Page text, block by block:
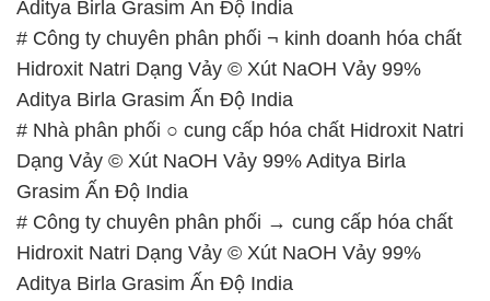
Aditya Birla Grasim Ấn Độ India
# Công ty chuyên phân phối ¬ kinh doanh hóa chất
Hidroxit Natri Dạng Vảy © Xút NaOH Vảy 99%
Aditya Birla Grasim Ấn Độ India
# Nhà phân phối ○ cung cấp hóa chất Hidroxit Natri
Dạng Vảy © Xút NaOH Vảy 99% Aditya Birla
Grasim Ấn Độ India
# Công ty chuyên phân phối → cung cấp hóa chất
Hidroxit Natri Dạng Vảy © Xút NaOH Vảy 99%
Aditya Birla Grasim Ấn Độ India